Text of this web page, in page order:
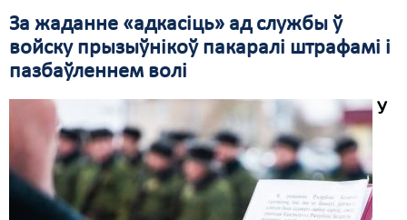
За жаданне «адкасіць» ад службы ў
войску прызыўнікоў пакаралі штрафамі і
пазбаўленнем волі
У
Свабода слова
Свабода сумленьня
Сьмяротнае пакараньне
Экалёгія
Правы працоўных